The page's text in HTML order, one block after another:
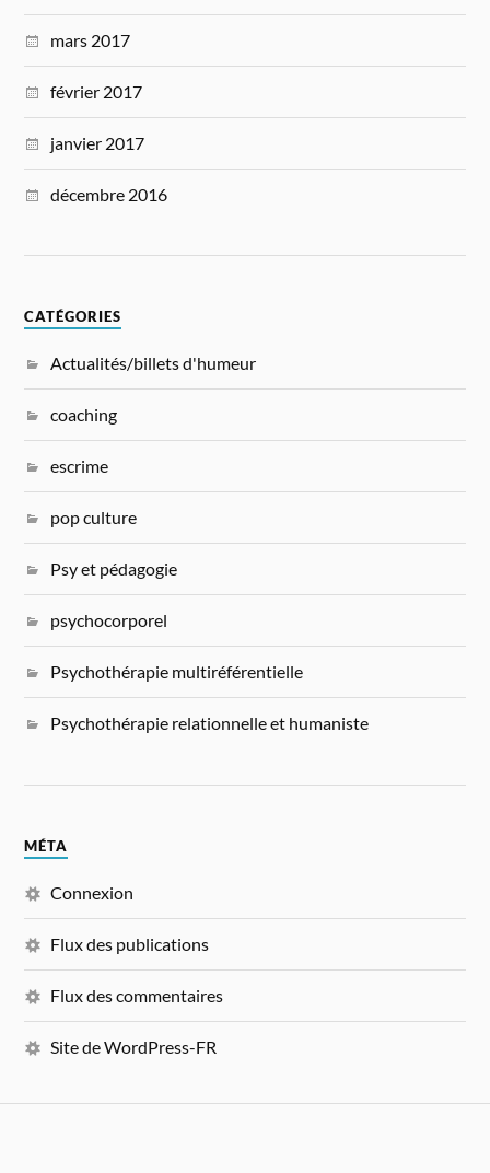
mars 2017
février 2017
janvier 2017
décembre 2016
CATÉGORIES
Actualités/billets d'humeur
coaching
escrime
pop culture
Psy et pédagogie
psychocorporel
Psychothérapie multiréférentielle
Psychothérapie relationnelle et humaniste
MÉTA
Connexion
Flux des publications
Flux des commentaires
Site de WordPress-FR